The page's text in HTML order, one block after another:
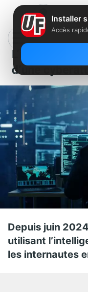
d’une
Depuis juin
utilisant
les internautes
Installer
Accès